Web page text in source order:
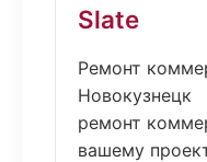
Slate
Ремонт
Новокузнецк
ремонт
вашему